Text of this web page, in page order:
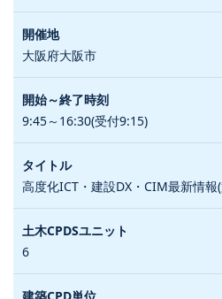
大阪府大阪市
9:45～16:30(受付9:15)
高度化ICT・建設DX・CIM最新情報
6